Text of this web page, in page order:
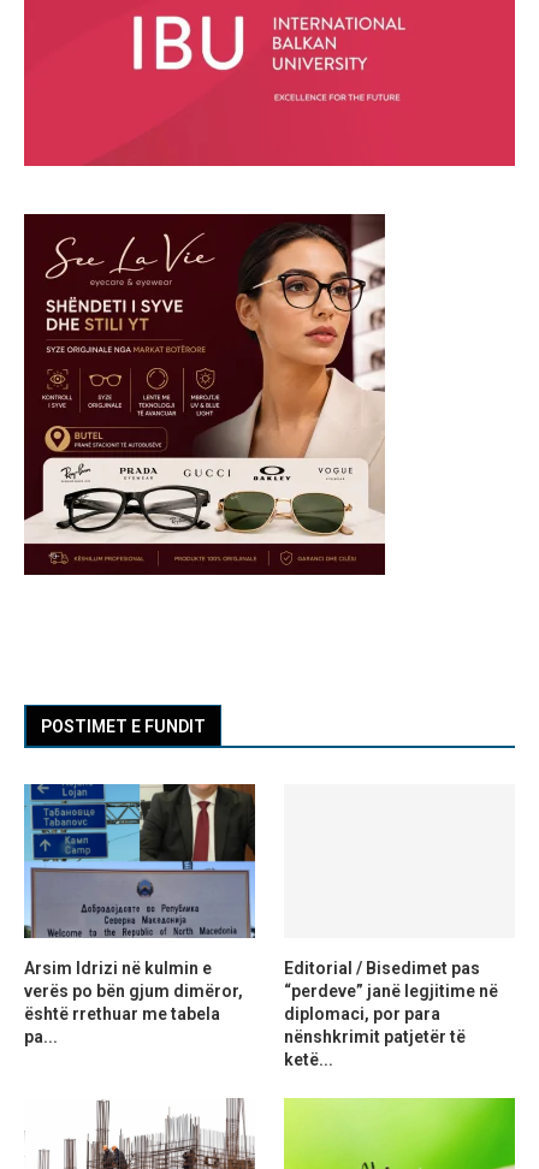
POSTIMET E FUNDIT
Arsim Idrizi në kulmin e
verës po bën gjum dimëror,
është rrethuar me tabela
pa...
Editorial / Bisedimet pas
“perdeve” janë legjitime në
diplomaci, por para
nënshkrimit patjetër të
ketë...